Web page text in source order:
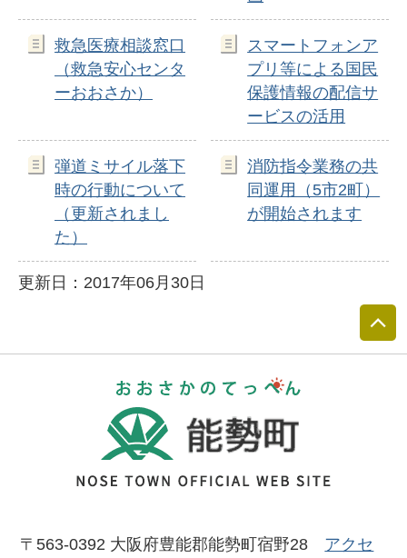
救急医療相談窓口
（救急安心センタ
ーおおさか）
スマートフォンア
プリ等による国民
保護情報の配信サ
ービスの活用
弾道ミサイル落下
時の行動について
（更新されまし
た）
消防指令業務の共
同運用（5市2町）
が開始されます
更新日：2017年06月30日
〒563-0392 大阪府豊能郡能勢町宿野28 アクセ